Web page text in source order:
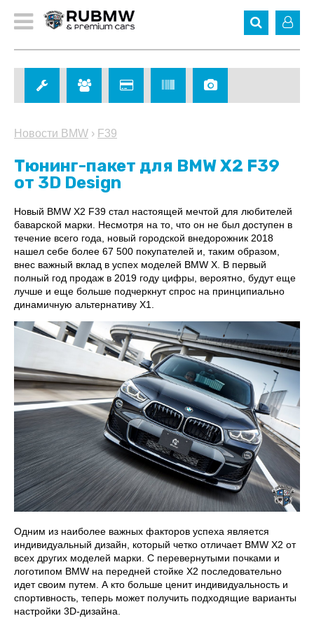
Новости BMW › F39
Тюнинг-пакет для BMW X2 F39
от 3D Design
Новый BMW X2 F39 стал настоящей мечтой для любителей
баварской марки. Несмотря на то, что он не был доступен в
течение всего года, новый городской внедорожник 2018
нашел себе более 67 500 покупателей и, таким образом,
внес важный вклад в успех моделей BMW X. В первый
полный год продаж в 2019 году цифры, вероятно, будут еще
лучше и еще больше подчеркнут спрос на принципиально
динамичную альтернативу X1.
Одним из наиболее важных факторов успеха является
индивидуальный дизайн, который четко отличает BMW X2 от
всех других моделей марки. С перевернутыми почками и
логотипом BMW на передней стойке X2 последовательно
идет своим путем. А кто больше ценит индивидуальность и
спортивность, теперь может получить подходящие варианты
настройки 3D-дизайна.